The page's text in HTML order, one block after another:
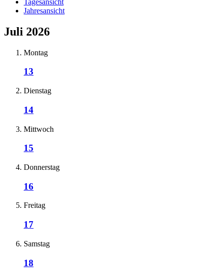
Jahresansicht
Juli 2026
Montag
13
Dienstag
14
Mittwoch
15
Donnerstag
16
Freitag
17
Samstag
18